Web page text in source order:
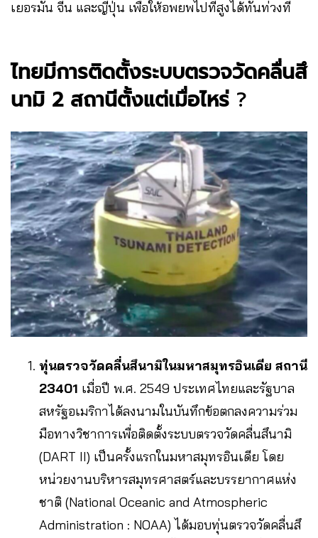
เยอรมัน จีน และญี่ปุ่น เพื่อให้อพยพไปที่สูงได้ทันท่วงที
ไทยมีการติดตั้งระบบตรวจวัดคลื่นสึ
นามิ 2 สถานีตั้งแต่เมื่อไหร่ ?
ทุ่นตรวจวัดคลื่นสึนามิในมหาสมุทรอินเดีย สถานี
23401 เมื่อปี พ.ศ. 2549 ประเทศไทยและรัฐบาล
สหรัฐอเมริกาได้ลงนามในบันทึกข้อตกลงความร่วม
มือทางวิชาการเพื่อติดตั้งระบบตรวจวัดคลื่นสึนามิ
(DART II) เป็นครั้งแรกในมหาสมุทรอินเดีย โดย
หน่วยงานบริหารสมุทรศาสตร์และบรรยากาศแห่ง
ชาติ (National Oceanic and Atmospheric
Administration : NOAA) ได้มอบทุ่นตรวจวัดคลื่นสึ